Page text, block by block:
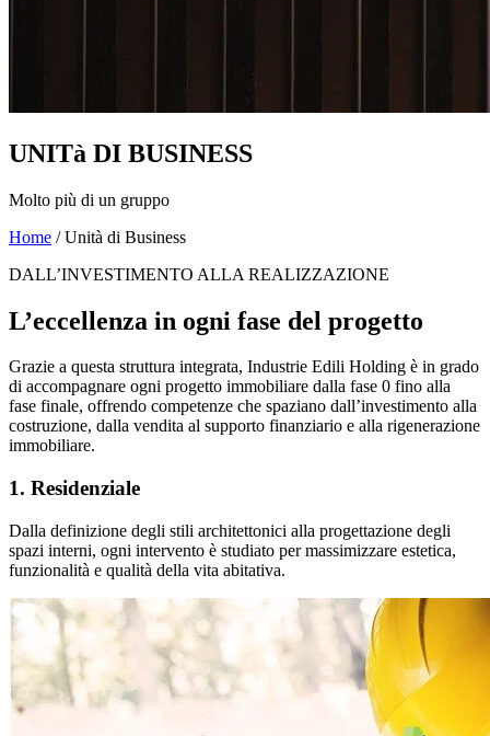
UNITà DI BUSINESS
Molto più di un gruppo
Home /Unità di Business
DALL’INVESTIMENTO ALLA REALIZZAZIONE
L’eccellenza in ogni fase del progetto
Grazie a questa struttura integrata, Industrie Edili Holding è in grado
di accompagnare ogni progetto immobiliare dalla fase 0 fino alla
fase finale, offrendo competenze che spaziano dall’investimento alla
costruzione, dalla vendita al supporto finanziario e alla rigenerazione
immobiliare.
1. Residenziale
Dalla definizione degli stili architettonici alla progettazione degli
spazi interni, ogni intervento è studiato per massimizzare estetica,
funzionalità e qualità della vita abitativa.